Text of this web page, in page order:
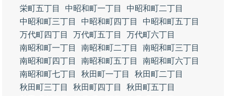
栄町五丁目
中昭和町一丁目
中昭和町二丁目
中昭和町三丁目
中昭和町四丁目
中昭和町五丁目
万代町四丁目
万代町五丁目
万代町六丁目
南昭和町一丁目
南昭和町二丁目
南昭和町三丁目
南昭和町四丁目
南昭和町五丁目
南昭和町六丁目
南昭和町七丁目
秋田町一丁目
秋田町二丁目
秋田町三丁目
秋田町四丁目
秋田町五丁目